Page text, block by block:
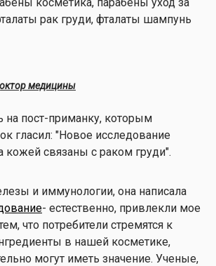
медицины
на пост-приманку, которым
гласил: "Новое исследование
кожей связаны с раком груди".
и иммунологии, она написала
- естественно, привлекли мое
что потребители стремятся к
в нашей косметике,
могут иметь значение. Ученые,